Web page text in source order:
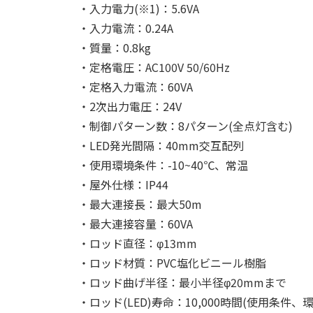
・入力電力(※1)：5.6VA
・入力電流：0.24A
・質量：0.8kg
・定格電圧：AC100V 50/60Hz
・定格入力電流：60VA
・2次出力電圧：24V
・制御パターン数：8パターン(全点灯含む)
・LED発光間隔：40mm交互配列
・使用環境条件：-10~40℃、常温
・屋外仕様：IP44
・最大連接長：最大50m
・最大連接容量：60VA
・ロッド直径：φ13mm
・ロッド材質：PVC塩化ビニール樹脂
・ロッド曲げ半径：最小半径φ20mmまで
・ロッド(LED)寿命：10,000時間(使用条件、